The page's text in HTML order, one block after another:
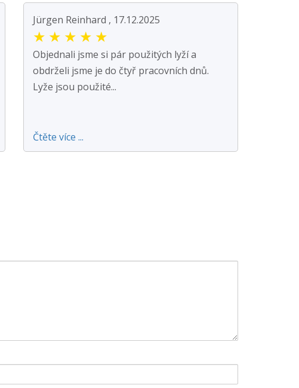
Jürgen Reinhard , 17.12.2025
★ ★ ★ ★ ★
Objednali jsme si pár použitých lyží a
obdrželi jsme je do čtyř pracovních dnů.
Lyže jsou použité...
Čtěte více ...